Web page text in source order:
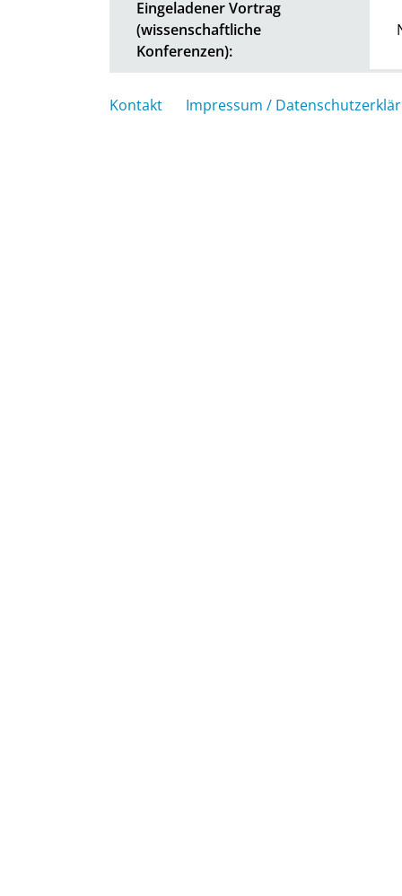
Eingeladener Vortrag
(wissenschaftliche
Konferenzen):
Kontakt Impressum /